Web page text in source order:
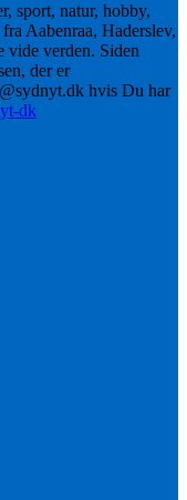
sport, natur, hobby,
Aabenraa, Haderslev,
vide verden. Siden
der er
hvis Du har
dk